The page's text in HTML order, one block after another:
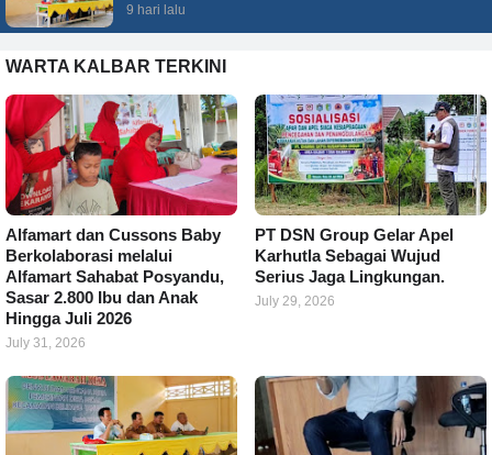
9 hari lalu
WARTA KALBAR TERKINI
Alfamart dan Cussons Baby
Berkolaborasi melalui
Alfamart Sahabat Posyandu,
Sasar 2.800 Ibu dan Anak
Hingga Juli 2026
July 31, 2026
PT DSN Group Gelar Apel
Karhutla Sebagai Wujud
Serius Jaga Lingkungan.
July 29, 2026